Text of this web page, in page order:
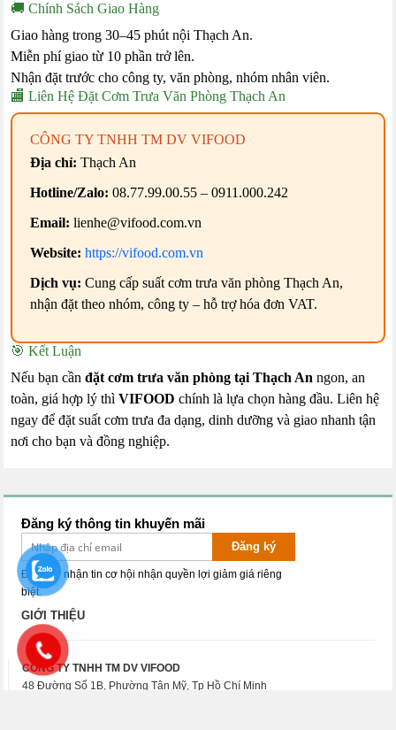
🚚 Chính Sách Giao Hàng
Giao hàng trong 30–45 phút nội Thạch An.
Miễn phí giao từ 10 phần trở lên.
Nhận đặt trước cho công ty, văn phòng, nhóm nhân viên.
🏬 Liên Hệ Đặt Cơm Trưa Văn Phòng Thạch An
CÔNG TY TNHH TM DV VIFOOD
Địa chỉ: Thạch An
Hotline/Zalo: 08.77.99.00.55 – 0911.000.242
Email: lienhe@vifood.com.vn
Website: https://vifood.com.vn
Dịch vụ: Cung cấp suất cơm trưa văn phòng Thạch An,
nhận đặt theo nhóm, công ty – hỗ trợ hóa đơn VAT.
🎯 Kết Luận
Nếu bạn cầnđặt cơm trưa văn phòng tại Thạch An ngon, an
toàn, giá hợp lý thìVIFOOD chính là lựa chọn hàng đầu. Liên hệ
ngay để đặt suất cơm trưa đa dạng, dinh dưỡng và giao nhanh tận
nơi cho bạn và đồng nghiệp.
Đăng ký thông tin khuyến mãi
Đăng ký
Đăng ký nhận tin cơ hội nhận quyền lợi giảm giá riêng
biệt.
GIỚI THIỆU
CÔNG TY TNHH TM DV VIFOOD
48 Đường Số 1B, Phường Tân Mỹ, Tp Hồ Chí Minh